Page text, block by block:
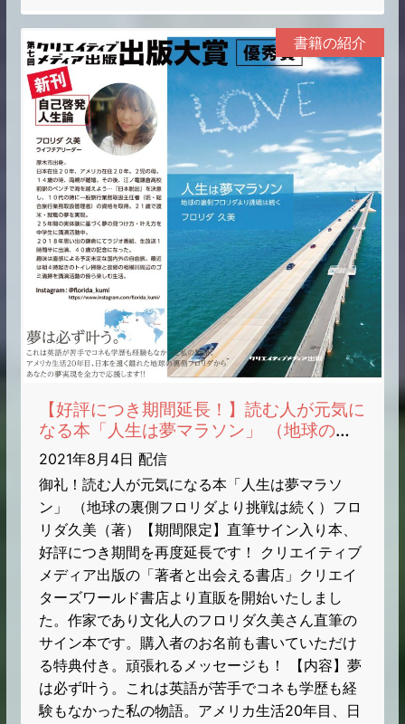
書籍の紹介
【好評につき期間延長！】読む人が元気に
なる本「人生は夢マラソン」 （地球の裏
側フロリダより挑戦は続く）フロリダ久美
（著）【期間限定】直筆サイン入り本・発
売のお知らせ
2021年8月4日 配信
御礼！読む人が元気になる本「人生は夢マラソ
ン」 （地球の裏側フロリダより挑戦は続く）フロ
リダ久美（著）【期間限定】直筆サイン入り本、
好評につき期間を再度延長です！ クリエイティブ
メディア出版の「著者と出会える書店」クリエイ
ターズワールド書店より直販を開始いたしまし
た。作家であり文化人のフロリダ久美さん直筆の
サイン本です。購入者のお名前も書いていただけ
る特典付き。頑張れるメッセージも！ 【内容】夢
は必ず叶う。これは英語が苦手でコネも学歴も経
験もなかった私の物語。アメリカ生活20年目、日